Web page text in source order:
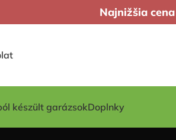
Najnižšia
készült garázsokDoplnky